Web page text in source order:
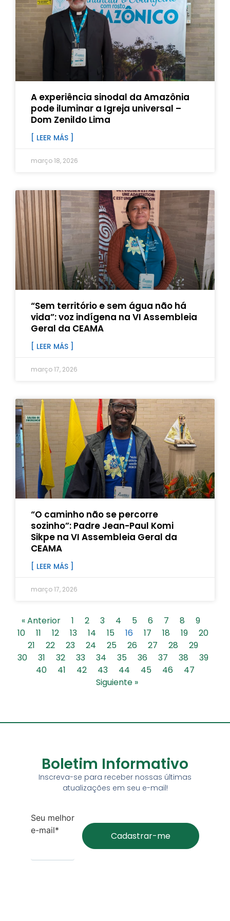
A experiência sinodal da Amazônia
pode iluminar a Igreja universal –
Dom Zenildo Lima
[ LEER MÁS ]
março 18, 2026
“Sem território e sem água não há
vida”: voz indígena na VI Assembleia
Geral da CEAMA
[ LEER MÁS ]
março 17, 2026
“O caminho não se percorre
sozinho”: Padre Jean-Paul Komi
Sikpe na VI Assembleia Geral da
CEAMA
[ LEER MÁS ]
março 17, 2026
« Anterior 1 2 3 4 5 6 7 8
9
10
11 12 13 14 15 16 17 18 19
20
21
22 23 24 25 26 27 28
29
30
31 32 33 34 35 36 37 38
39
40
41 42 43 44 45 46
47
Siguiente »
Boletim Informativo
Inscreva-se para receber nossas últimas
atualizações em seu e-mail!
Seu melhor
e-mail*